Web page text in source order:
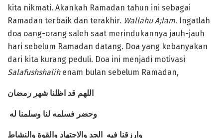
kita nikmati. Akankah Ramadan tahun ini sebagai
Ramadan terbaik dan terakhir. Wallahu A;lam. Ingatlah
doa oang-orang saleh saat merindukannya jauh-jauh
hari sebelum Ramadan datang. Doa yang kebanyakan
dari kita kurang peduli. Doa ini menjadi motivasi
Salafushshalih enam bulan sebelum Ramadan,
اللهم قد اظلنا شهر رمضان
وحضر فسلمه لنا وسلمنا له
وارزقنا فيه الجد والاجتهاد والقوة والنشاط